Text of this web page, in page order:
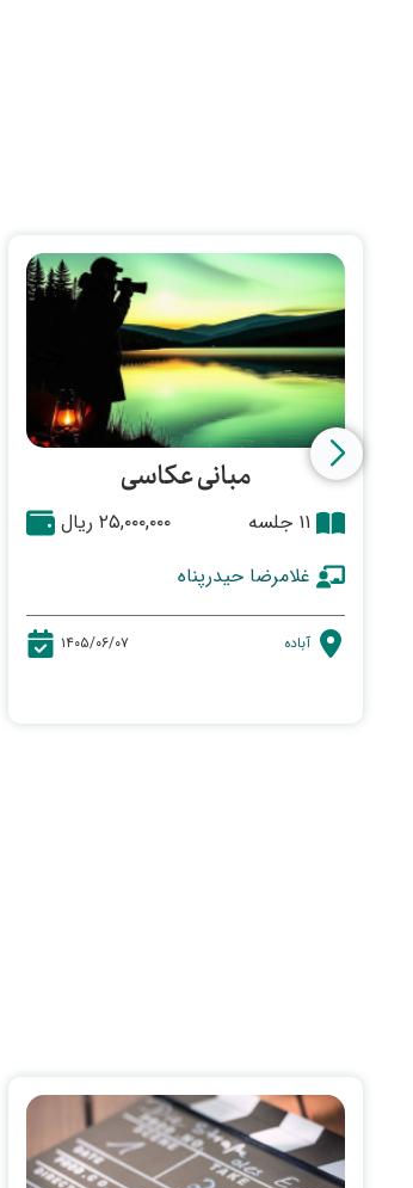
مبانی عکاسی
۱۱ جلسه
۲۵,۰۰۰,۰۰۰ ریال
غلامرضا حیدرپناه
آباده ۱۴۰۵/۰۶/۰۷